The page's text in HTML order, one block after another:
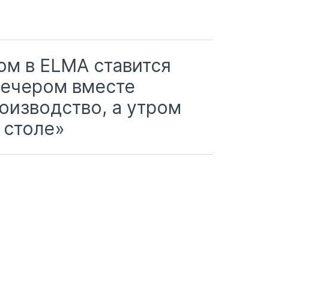
в ELMA ставится
вместе
а утром